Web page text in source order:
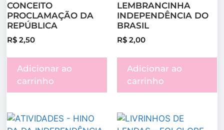
CONCEITO
PROCLAMAÇÃO DA
REPÚBLICA
R$ 2,50
Adicionar ao
carrinho
LEMBRANCINHA
INDEPENDÊNCIA DO
BRASIL
R$ 2,00
Adicionar ao
carrinho